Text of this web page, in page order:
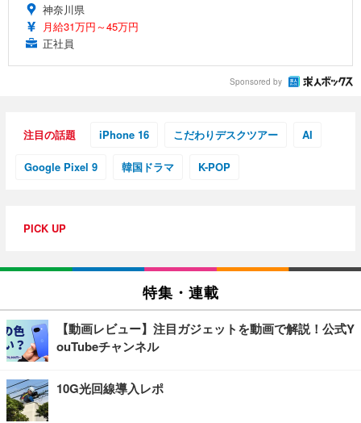
神奈川県
月給31万円～45万円
正社員
Sponsored by
注目の話題 iPhone 16 こだわりデスクツアー AI
Google Pixel 9 韓国ドラマ K-POP
PICK UP
特集・連載
【動画レビュー】注目ガジェットを動画で解説！公式Y
ouTubeチャンネル
10G光回線導入レポ